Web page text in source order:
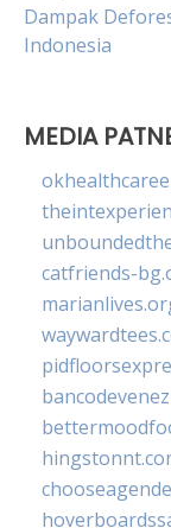
Dampak
Indonesia
MEDIA
catfriends-